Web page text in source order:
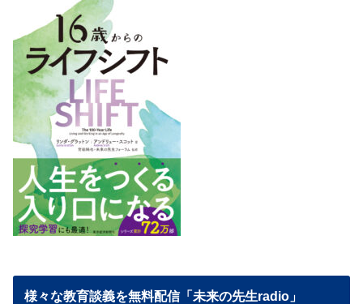
様々な教育談義を無料配信「未来の先生radio」